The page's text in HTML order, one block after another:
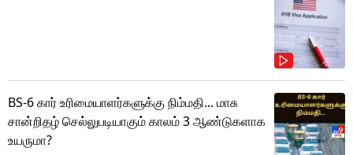
BS-6 கார் உரிமையாளர்களுக்கு நிம்மதி... மாசு
சான்றிதழ் செல்லுபடியாகும் காலம் 3 ஆண்டுகளாக
உயருமா?